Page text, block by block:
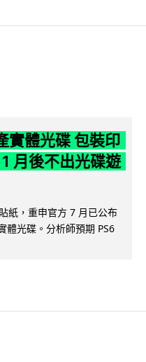
實體光碟 包裝印
月後不出光碟遊
紙，重申官方 7 月已公布
體光碟。分析師預期 PS6